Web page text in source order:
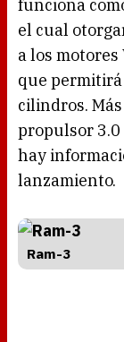
funciona
el cual
a los
que
cilindros.
propulsor 3.0
hay
lanzamiento.
Ram-3